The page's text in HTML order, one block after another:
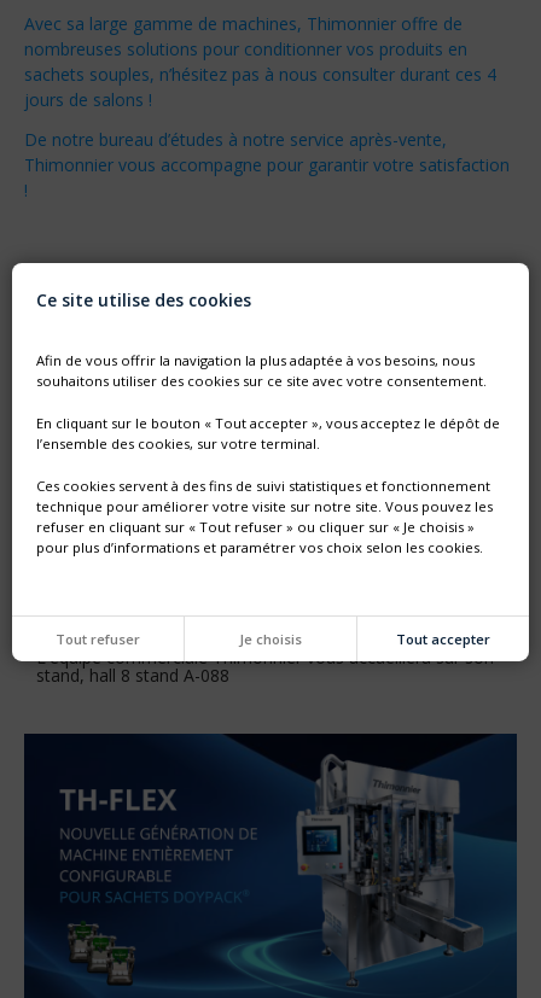
Avec sa large gamme de machines, Thimonnier offre de
nombreuses solutions pour conditionner vos produits en
sachets souples, n’hésitez pas à nous consulter durant ces 4
jours de salons !
De notre bureau d’études à notre service après-vente,
Thimonnier vous accompagne pour garantir votre satisfaction
!
Retrouvez-nous sur ANUGA FOODTEC à Cologne
L'équipe commerciale Thimonnier vous accueillera sur son
stand, hall 8 stand A-088
Ce site utilise des cookies
Afin de vous offrir la navigation la plus adaptée à vos besoins, nous
souhaitons utiliser des cookies sur ce site avec votre consentement.
En cliquant sur le bouton « Tout accepter », vous acceptez le dépôt de
l’ensemble des cookies, sur votre terminal.
Ces cookies servent à des fins de suivi statistiques et fonctionnement
technique pour améliorer votre visite sur notre site. Vous pouvez les
refuser en cliquant sur « Tout refuser » ou cliquer sur « Je choisis »
pour plus d’informations et paramétrer vos choix selon les cookies.
Tout refuser Je choisis Tout accepter